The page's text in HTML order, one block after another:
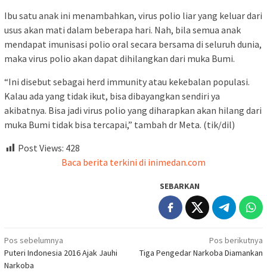
Ibu satu anak ini menambahkan, virus polio liar yang keluar dari
usus akan mati dalam beberapa hari. Nah, bila semua anak
mendapat imunisasi polio oral secara bersama di seluruh dunia,
maka virus polio akan dapat dihilangkan dari muka Bumi.
“Ini disebut sebagai herd immunity atau kekebalan populasi.
Kalau ada yang tidak ikut, bisa dibayangkan sendiri ya
akibatnya. Bisa jadi virus polio yang diharapkan akan hilang dari
muka Bumi tidak bisa tercapai,” tambah dr Meta. (tik/dil)
Post Views: 428
Baca berita terkini di inimedan.com
SEBARKAN
Navigasi
pos
Pos sebelumnya
Puteri Indonesia 2016 Ajak Jauhi
Narkoba
Pos berikutnya
Tiga Pengedar Narkoba Diamankan